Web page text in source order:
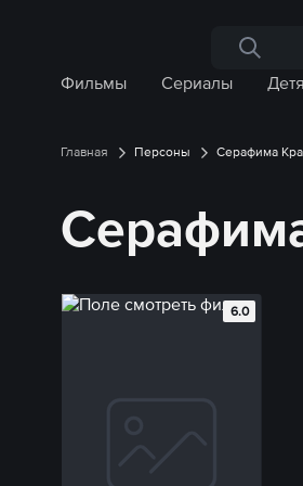
Поиск
Фильмы
Сериалы
Главная Персоны Серафима
6.0